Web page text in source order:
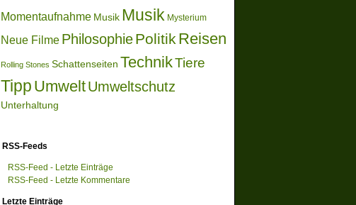
Momentaufnahme Musik Musik Mysterium
Neue Filme PhilosophiePolitik Reisen
Rolling Stones Schattenseiten TechnikTiere
Tipp UmweltUmweltschutz
Unterhaltung
RSS-Feeds
RSS-Feed - Letzte Einträge
RSS-Feed - Letzte Kommentare
Letzte Einträge